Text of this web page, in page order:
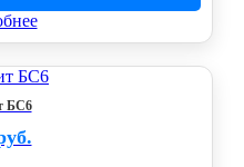
БС6